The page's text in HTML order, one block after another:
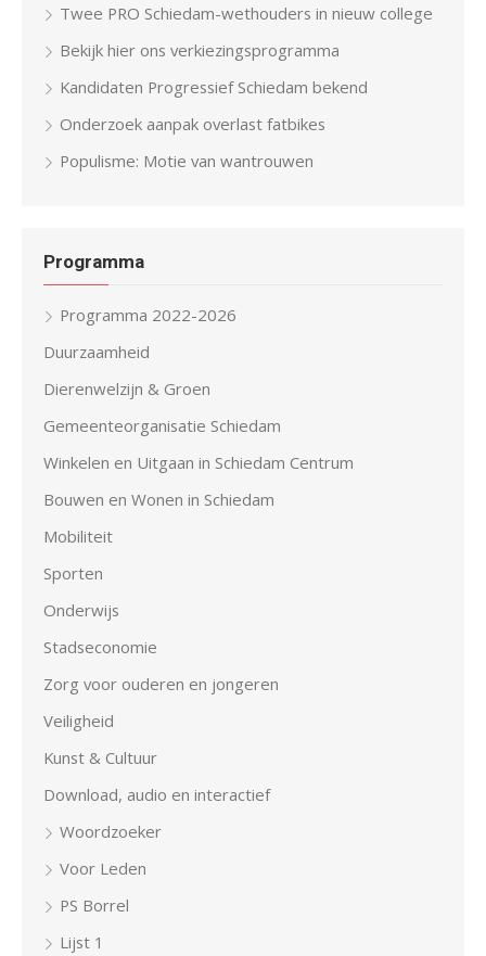
Twee PRO Schiedam-wethouders in nieuw college
Bekijk hier ons verkiezingsprogramma
Kandidaten Progressief Schiedam bekend
Onderzoek aanpak overlast fatbikes
Populisme: Motie van wantrouwen
Programma
Programma 2022-2026
Duurzaamheid
Dierenwelzijn & Groen
Gemeenteorganisatie Schiedam
Winkelen en Uitgaan in Schiedam Centrum
Bouwen en Wonen in Schiedam
Mobiliteit
Sporten
Onderwijs
Stadseconomie
Zorg voor ouderen en jongeren
Veiligheid
Kunst & Cultuur
Download, audio en interactief
Woordzoeker
Voor Leden
PS Borrel
Lijst 1